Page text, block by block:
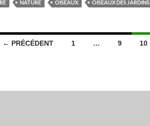
NATURE OISEAUX OISEAUX DES JARDINS
← PRÉCÉDENT 1 … 9 10